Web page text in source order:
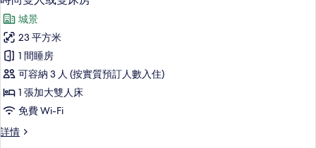
大
雙
人
床
及
1
張
雙
人
床
及
張
梳
化
詳
入
所
有
時
尚
雙
人
或
城景
23 平方米
1 間睡房
可容納 3 人 (按實質預訂人數入住)
1 張加大雙人床
免費 Wi-Fi
詳情
時